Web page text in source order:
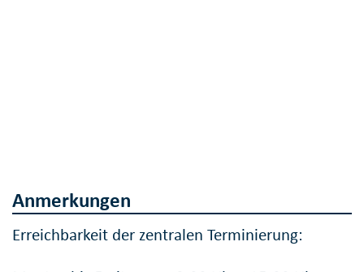
Anmerkungen
Erreichbarkeit der zentralen Terminierung: